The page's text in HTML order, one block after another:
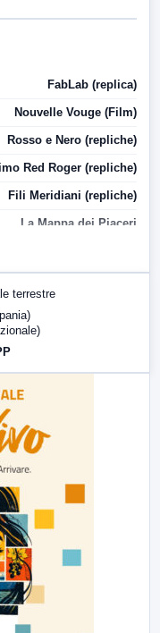
FabLab (replica)
Nouvelle Vouge (Film)
Rosso e Nero (repliche)
Red Roger (repliche)
Fili Meridiani (repliche)
La Mappa dei Piaceri
terrestre